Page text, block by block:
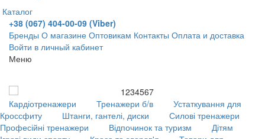
Каталог
+38 (067) 404-00-09 (Viber)
Бренды О магазине Оптовикам Контакты Оплата и доставка
Войти в личный кабинет
Меню